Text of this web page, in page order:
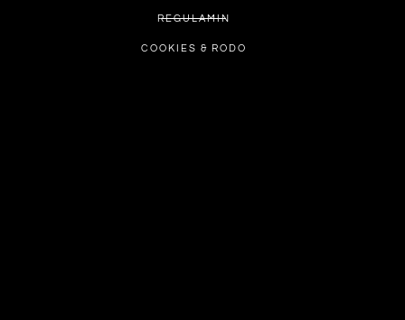
REGULAMIN
COOKIES & RODO